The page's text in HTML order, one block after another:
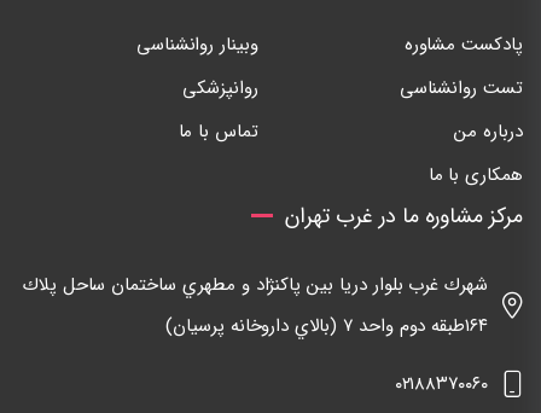
پادکست مشاوره
وبینار روانشناسی
تست روانشناسی
روانپزشکی
درباره من
تماس با ما
همکاری با ما
مرکز مشاوره ما در غرب تهران
شهرك غرب بلوار دريا بين پاكنژاد و مطهري ساختمان ساحل پلاك
١٦٤طبقه دوم واحد ٧ (بالاي داروخانه پرسيان)
٠٢١٨٨٣٧٠٠٦٠